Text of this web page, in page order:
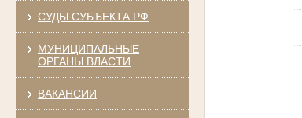
СУДЫ СУБЪЕКТА РФ
МУНИЦИПАЛЬНЫЕ
ОРГАНЫ ВЛАСТИ
ВАКАНСИИ